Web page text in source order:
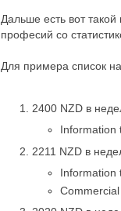
Дальше есть вот такой
професий со
Для примера список
2400 NZD в
Information
2211 NZD в
Information